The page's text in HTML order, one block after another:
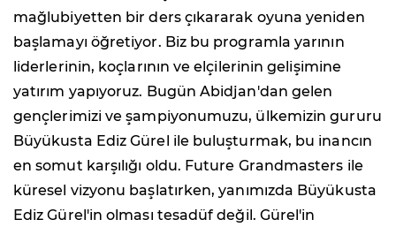
mağlubiyetten bir ders çıkararak oyuna yeniden
başlamayı öğretiyor. Biz bu programla yarının
liderlerinin, koçlarının ve elçilerinin gelişimine
yatırım yapıyoruz. Bugün Abidjan'dan gelen
gençlerimizi ve şampiyonumuzu, ülkemizin gururu
Büyükusta Ediz Gürel ile buluşturmak, bu inancın
en somut karşılığı oldu. Future Grandmasters ile
küresel vizyonu başlatırken, yanımızda Büyükusta
Ediz Gürel'in olması tesadüf değil. Gürel'in